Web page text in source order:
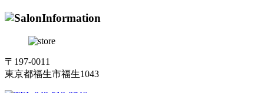
〒197-0011
東京都福生市福生1043